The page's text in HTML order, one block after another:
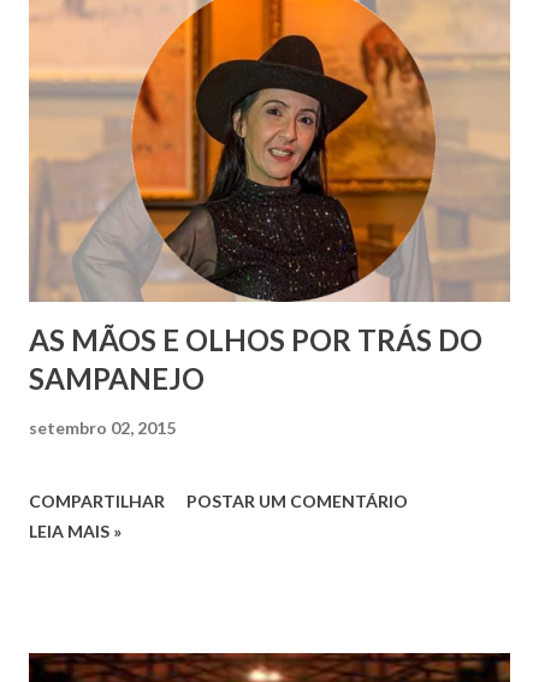
AS MÃOS E OLHOS POR TRÁS DO
SAMPANEJO
setembro 02, 2015
COMPARTILHAR
POSTAR UM COMENTÁRIO
LEIA MAIS »